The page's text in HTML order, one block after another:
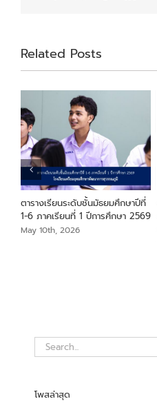
Related Posts
ตารางเรียนระดับชั้นมัธยมศึกษาปีที่
1-6 ภาคเรียนที่ 1 ปีการศึกษา 2569
May 10th, 2026
Search
for:
โพสล่าสุด